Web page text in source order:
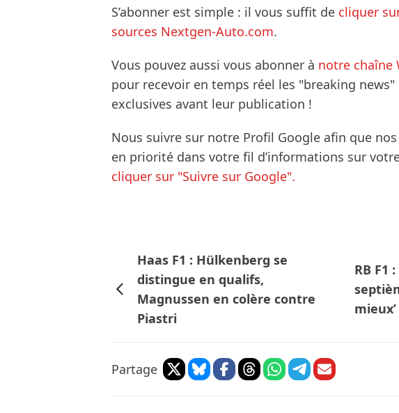
S’abonner est simple : il vous suffit de cliquer
sources Nextgen-Auto.com.
Vous pouvez aussi vous abonner à notre chaîne
pour recevoir en temps réel les "breaking
exclusives avant leur publication !
Nous suivre sur notre Profil Google afin que
en priorité dans votre fil d’informations sur
cliquer sur "Suivre sur Google".
Haas F1 : Hülkenberg se
distingue en qualifs,
Magnussen en colère contre
Piastri
RB F1
mieux’
Partage